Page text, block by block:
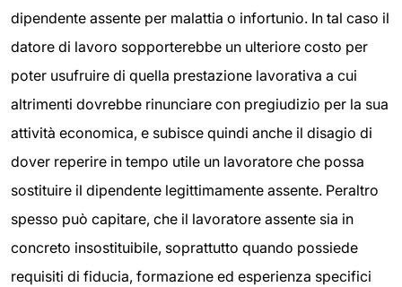
dipendente assente per malattia o infortunio. In tal caso il
datore di lavoro sopporterebbe un ulteriore costo per
poter usufruire di quella prestazione lavorativa a cui
altrimenti dovrebbe rinunciare con pregiudizio per la sua
attività economica, e subisce quindi anche il disagio di
dover reperire in tempo utile un lavoratore che possa
sostituire il dipendente legittimamente assente. Peraltro
spesso può capitare, che il lavoratore assente sia in
concreto insostituibile, soprattutto quando possiede
requisiti di fiducia, formazione ed esperienza specifici